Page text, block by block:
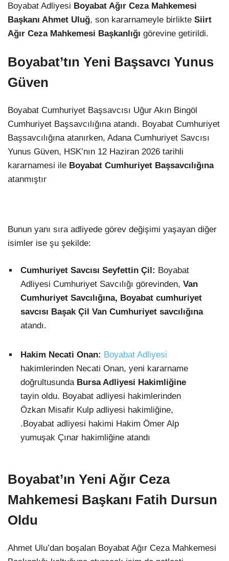
Boyabat Adliyesi Boyabat Ağır Ceza Mahkemesi
Başkanı Ahmet Uluğ, son kararnameyle birlikte Siirt
Ağır Ceza Mahkemesi Başkanlığı görevine getirildi.
Boyabat’tın Yeni Başsavcı Yunus
Güven
Boyabat Cumhuriyet Başsavcısı Uğur Akın Bingöl
Cumhuriyet Başsavcılığına atandı. Boyabat Cumhuriyet
Başsavcılığına atanırken, Adana Cumhuriyet Savcısı
Yunus Güven, HSK’nın 12 Haziran 2026 tarihli
kararnamesi ile Boyabat Cumhuriyet Başsavcılığına
atanmıştır
Bunun yanı sıra adliyede görev değişimi yaşayan diğer
isimler ise şu şekilde:
Cumhuriyet Savcısı Seyfettin Çil: Boyabat
Adliyesi Cumhuriyet Savcılığı görevinden, Van
Cumhuriyet Savcılığına, Boyabat cumhuriyet
savcısı Başak Çil Van Cumhuriyet savcılığına
atandı.
Hakim Necati Onan: Boyabat Adliyesi
hakimlerinden Necati Onan, yeni kararname
doğrultusunda Bursa Adliyesi Hakimliğine
tayin oldu. Boyabat adliyesi hakimlerinden
Özkan Misafir Kulp adliyesi hakimliğine,
.Boyabat adliyesi hakimi Hakim Ömer Alp
yumuşak Çınar hakimliğine atandı
Boyabat’ın Yeni Ağır Ceza
Mahkemesi Başkanı Fatih Dursun
Oldu
Ahmet Ulu’dan boşalan Boyabat Ağır Ceza Mahkemesi